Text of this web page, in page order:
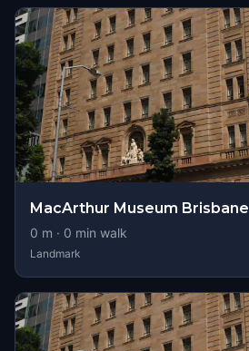
MacArthur Museum Brisbane
0 m · 0 min walk
Landmark